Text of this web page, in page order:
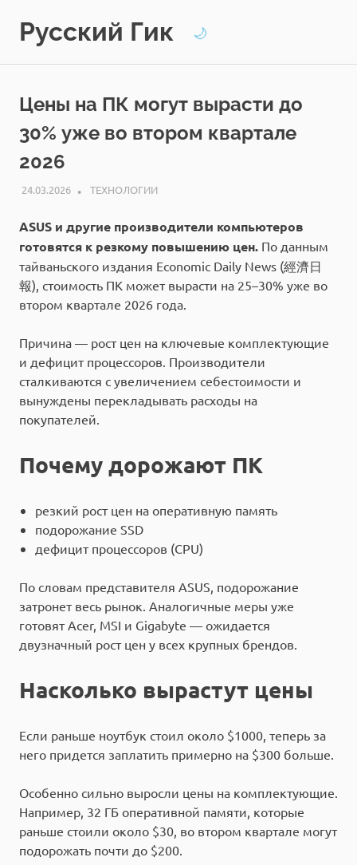
содержимому
Русский Гик 🌙
Цены на ПК могут вырасти до
30% уже во втором квартале
2026
24.03.2026 РЕДАКЦИЯ
ТЕХНОЛОГИИ
ASUS и другие производители компьютеров
готовятся к резкому повышению цен. По данным
тайваньского издания Economic Daily News (經濟日
報), стоимость ПК может вырасти на 25–30% уже во
втором квартале 2026 года.
Причина — рост цен на ключевые комплектующие
и дефицит процессоров. Производители
сталкиваются с увеличением себестоимости и
вынуждены перекладывать расходы на
покупателей.
Почему дорожают ПК
резкий рост цен на оперативную память
подорожание SSD
дефицит процессоров (CPU)
По словам представителя ASUS, подорожание
затронет весь рынок. Аналогичные меры уже
готовят Acer, MSI и Gigabyte — ожидается
двузначный рост цен у всех крупных брендов.
Насколько вырастут цены
Если раньше ноутбук стоил около $1000, теперь за
него придется заплатить примерно на $300 больше.
Особенно сильно выросли цены на комплектующие.
Например, 32 ГБ оперативной памяти, которые
раньше стоили около $30, во втором квартале могут
подорожать почти до $200.